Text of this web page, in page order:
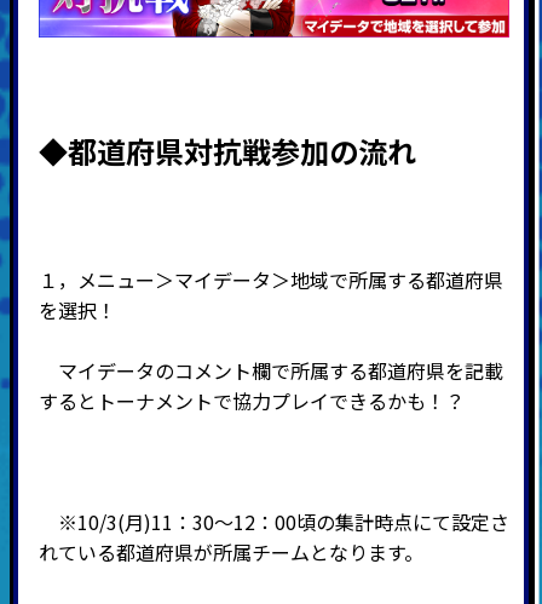
◆都道府県対抗戦参加の流れ
１，メニュー＞マイデータ＞地域で所属する都道府県
を選択！
マイデータのコメント欄で所属する都道府県を記載
するとトーナメントで協力プレイできるかも！？
※10/3(月)11：30～12：00頃の集計時点にて設定さ
れている都道府県が所属チームとなります。